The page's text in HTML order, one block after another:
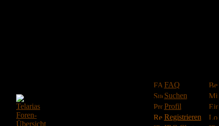
FAQ
Suchen
Profil
Registrieren